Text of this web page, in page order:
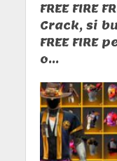
FREE FIRE
Crack, si
FREE FIRE
o...